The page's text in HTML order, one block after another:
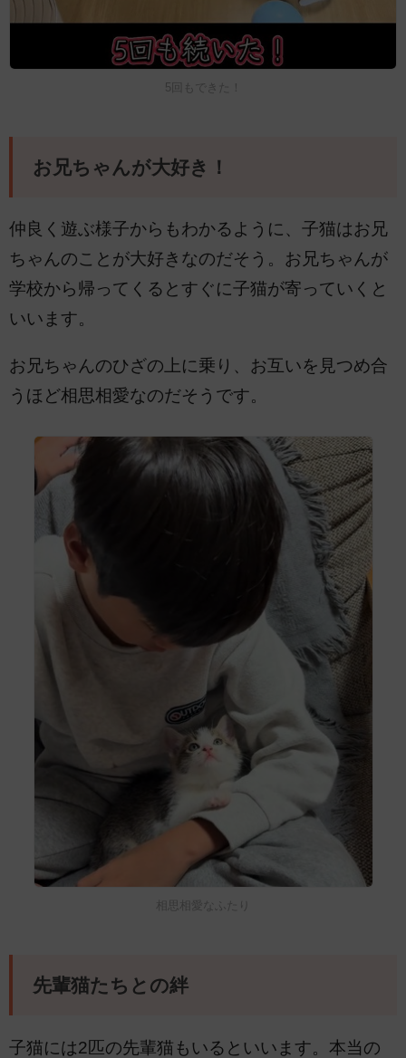
5回もできた！
お兄ちゃんが大好き！
仲良く遊ぶ様子からもわかるように、子猫はお兄
ちゃんのことが大好きなのだそう。お兄ちゃんが
学校から帰ってくるとすぐに子猫が寄っていくと
いいます。
お兄ちゃんのひざの上に乗り、お互いを見つめ合
うほど相思相愛なのだそうです。
相思相愛なふたり
先輩猫たちとの絆
子猫には2匹の先輩猫もいるといいます。本当の